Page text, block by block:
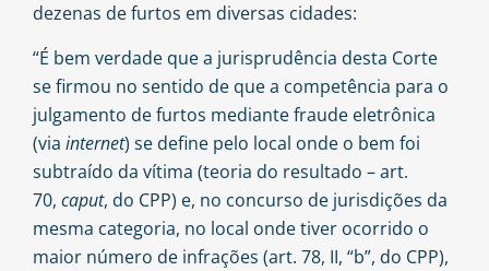
dezenas de furtos em diversas cidades:
“É bem verdade que a jurisprudência desta Corte
se firmou no sentido de que a competência para o
julgamento de furtos mediante fraude eletrônica
(via internet) se define pelo local onde o bem foi
subtraído da vítima (teoria do resultado – art.
70, caput, do CPP) e, no concurso de jurisdições da
mesma categoria, no local onde tiver ocorrido o
maior número de infrações (art. 78, II, “b”, do CPP),